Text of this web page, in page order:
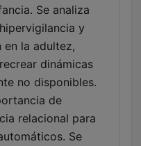
Se analiza
y
en la adultez,
dinámicas
no disponibles.
de
relacional para
Se